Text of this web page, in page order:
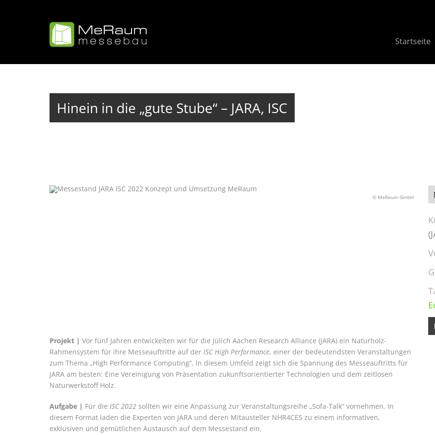
Startseite
Hinein in die „gute Stube“ – JARA, ISC
© MeRaum GmbH
Projekt | Vor fünf Jahren entwickelten wir für die Jülich Aachen Research Alliance (JARA) ein Naturholz-
Rahmensystem für ihre Messeauftritte auf der ISC High Performance, einer der bedeutendsten Veranstaltungen
zum Thema „High Performance Computing“. In diesem Umfeld zeigt sich die Spannung des Messeauftritts für
JARA am besten: Eine Vereinigung von Präsentation zukunftsorientierter Technologien und dem zeitlosen
Naturwerkstoff Holz.
Aufgabe | Für die ISC 2022 sollten wir eine Anpassung zur Veranstaltungsreihe „Sofa-Talk“ vornehmen. In
diesem Format laden die Experten von JARA und deren Mitausteller NHR4CES zu einem informativen,
exklusiven und gemütlichen Austausch auf dem Messestand ein.